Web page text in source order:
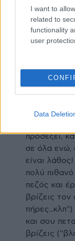
I want to
related to
functionality
user
Data
προσωπικών
καλύτερα....
Απαντήστε
για τον
προσέξει,
σε όλα ενώ,
είναι
πολύ
πεζός και
βρίζεις
πήρες..κλπ")
και σου
βρίζεις